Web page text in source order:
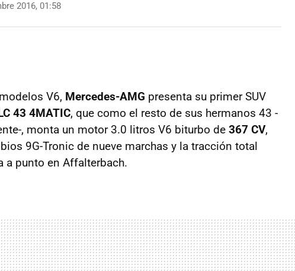
2016, 01:58
V6, Mercedes-AMG presenta su primer SUV
43 4MATIC, que como el resto de sus hermanos 43 -
, monta un motor 3.0 litros V6 biturbo de 367 CV,
9G-Tronic de nueve marchas y la tracción total
a punto en Affalterbach.